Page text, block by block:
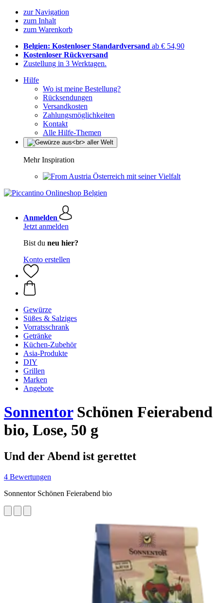
zur Navigation
zum Inhalt
zum Warenkorb
Belgien: Kostenloser Standardversand ab € 54,90
Kostenloser Rückversand
Zustellung in 3 Werktagen.
Hilfe
Wo ist meine Bestellung?
Rücksendungen
Versandkosten
Zahlungsmöglichkeiten
Kontakt
Alle Hilfe-Themen
Mehr Inspiration
Österreich mit seiner Vielfalt
Anmelden
Jetzt anmelden
Bist du neu hier?
Konto erstellen
Gewürze
Süßes & Salziges
Vorratsschrank
Getränke
Küchen-Zubehör
Asia-Produkte
DIY
Grillen
Marken
Angebote
SonnentorSchönen Feierabend
bio, Lose, 50 g
Und der Abend ist gerettet
4 Bewertungen
Sonnentor Schönen Feierabend bio